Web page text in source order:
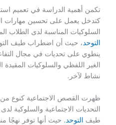
تكمن أهمية الدراسة في تعميم
كتدخل يعمل على تحسين مهارات
السلوكيات المناسبة لدى الطلاب
التوحد، حيث أن اضطراب طيف
ينطوي على تحديات في مجال
الغير اللفظي والسلوكيات المقيدة
نشاط لآخر.
ظهرت القصص الاجتماعية كنوع من
التحديات الاجتماعية والسلوكية
طيف التوحد. حيث أنها توفر نهجًا